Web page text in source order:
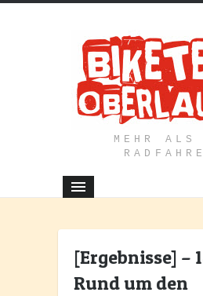
MEHR ALS
[Ergebnisse] –
Rund um den